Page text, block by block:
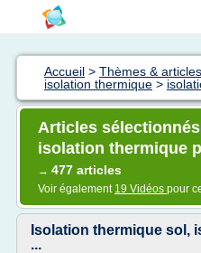
Accueil > Thèmes &
isolation thermique >
Articles
isolation thermique
→ 477 articles
Voir également 19 Vidéos pour
Isolation thermique sol,
...